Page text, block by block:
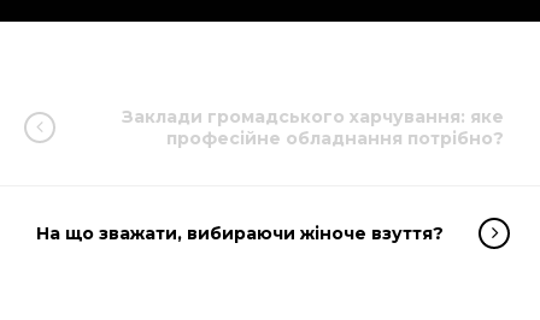
Заклади громадського харчування: яке
професійне обладнання потрібно?
На що зважати, вибираючи жіноче взуття?